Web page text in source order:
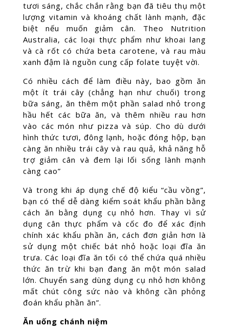
tươi sáng, chắc chắn rằng bạn đã tiêu thụ một
lượng vitamin và khoáng chất lành mạnh, đặc
biệt nếu muốn giảm cân. Theo Nutrition
Australia, các loại thực phẩm như khoai lang
và cà rốt có chứa beta carotene, và rau màu
xanh đậm là nguồn cung cấp folate tuyệt vời.
Có nhiều cách để làm điều này, bao gồm ăn
một ít trái cây (chẳng hạn như chuối) trong
bữa sáng, ăn thêm một phần salad nhỏ trong
hầu hết các bữa ăn, và thêm nhiều rau hơn
vào các món như pizza và súp. Cho dù dưới
hình thức tươi, đông lạnh, hoặc đóng hộp, bạn
càng ăn nhiều trái cây và rau quả, khả năng hỗ
trợ giảm cân và đem lại lối sống lành mạnh
càng cao”
Và trong khi áp dụng chế độ kiểu “cầu vồng”,
bạn có thể dễ dàng kiểm soát khẩu phần bằng
cách ăn bằng dụng cụ nhỏ hơn. Thay vì sử
dụng cân thực phẩm và cốc đo để xác định
chính xác khẩu phần ăn, cách đơn giản hơn là
sử dụng một chiếc bát nhỏ hoặc loại đĩa ăn
trưa. Các loại đĩa ăn tối có thể chứa quá nhiều
thức ăn trừ khi bạn đang ăn một món salad
lớn. Chuyển sang dùng dụng cụ nhỏ hơn không
mất chút công sức nào và không cần phỏng
đoán khẩu phần ăn”.
Ăn uống chánh niệm